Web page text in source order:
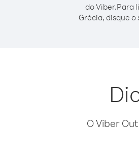
do Viber.Para
Grécia, disque o
O Viber